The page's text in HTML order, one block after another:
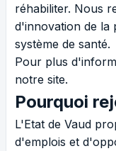
réhabiliter. Nous
d'innovation de la
système de santé.
Pour plus
notre site.
Pourquoi
L'Etat de Vaud
d'emplois et